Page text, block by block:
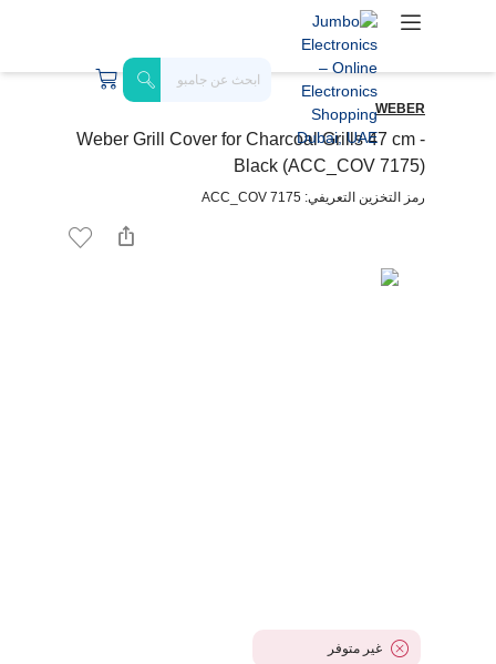
WEBER
Weber Grill Cover for Charcoal Grills 47 cm -
Black (ACC_COV 7175)
رمز التخزين التعريفي: ACC_COV 7175
غير متوفر